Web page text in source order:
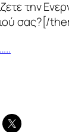
την
σας?[/